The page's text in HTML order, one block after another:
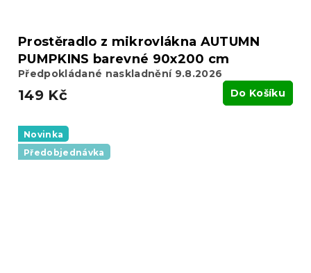
Prostěradlo z mikrovlákna AUTUMN
PUMPKINS barevné 90x200 cm
Předpokládané naskladnění 9.8.2026
149 Kč Do Košíku
Novinka
Předobjednávka